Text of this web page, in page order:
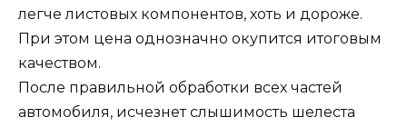
легче листовых компонентов, хоть и дороже.
При этом цена однозначно окупится итоговым
качеством.
После правильной обработки всех частей
автомобиля, исчезнет слышимость шелеста